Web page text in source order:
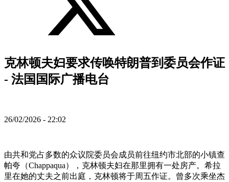
克林顿夫妇要求传唤特朗普到委员会作证
- 法国国际广播电台
26/02/2026 - 22:02
由共和党占多数的众议院委员会成员前往纽约市北部的小镇查
帕夸（Chappaqua），克林顿夫妇在那里拥有一处房产。希拉
里在她的丈夫之前出庭，克林顿将于周五作证。曾多次乘坐杰